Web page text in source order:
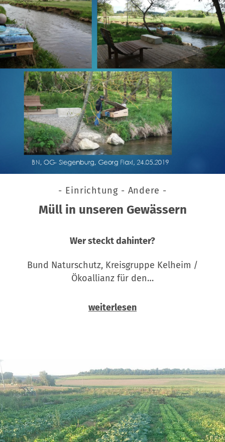
- Einrichtung - Andere -
Müll in unseren Gewässern
Wer steckt dahinter?
Bund Naturschutz, Kreisgruppe Kelheim /
Ökoallianz für den…
weiterlesen